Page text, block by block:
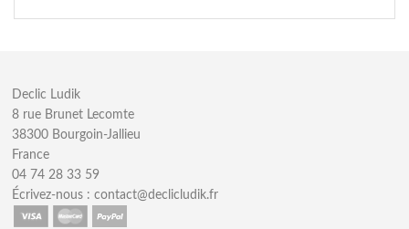
Declic Ludik
8 rue Brunet Lecomte
38300 Bourgoin-Jallieu
France
04 74 28 33 59
Écrivez-nous :contact@declicludik.fr